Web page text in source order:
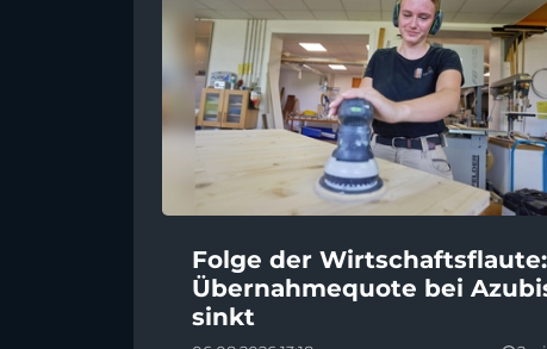
Folge der Wirtschaftsflaute:
Übernahmequote bei
sinkt